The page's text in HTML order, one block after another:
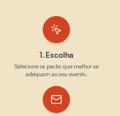
1. Escolha
Selecione os packs que melhor se
adequam ao seu evento.